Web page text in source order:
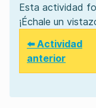
Esta actividad
¡Échale un
⬅️ Actividad
anterior